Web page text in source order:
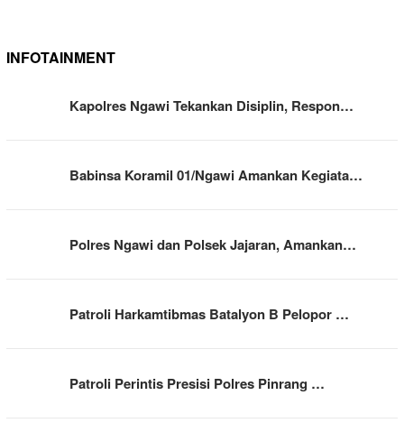
INFOTAINMENT
Kapolres Ngawi Tekankan Disiplin, Respon…
Babinsa Koramil 01/Ngawi Amankan Kegiata…
Polres Ngawi dan Polsek Jajaran, Amankan…
Patroli Harkamtibmas Batalyon B Pelopor …
Patroli Perintis Presisi Polres Pinrang …